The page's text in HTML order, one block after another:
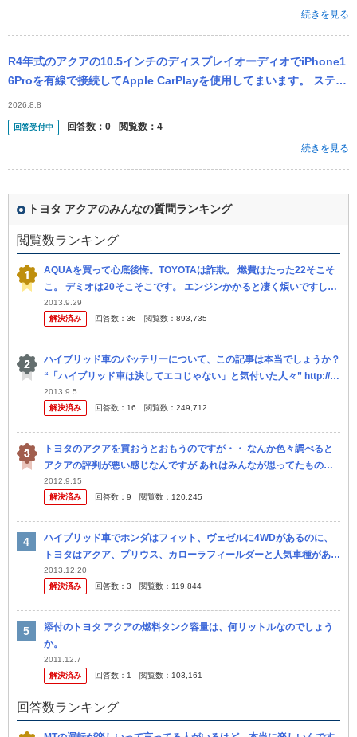
続きを見る
R4年式のアクアの10.5インチのディスプレイオーディオでiPhone1
6Proを有線で接続してApple CarPlayを使用してまいます。 ステア
リングのMODEでAM、FMときてCarPl...
2026.8.8
回答受付中 回答数： 0 閲覧数： 4
続きを見る
トヨタ アクアのみんなの質問ランキング
閲覧数ランキング
AQUAを買って心底後悔。TOYOTAは詐欺。 燃費はたった22そこそ
こ。 デミオは20そこそこです。 エンジンかかると凄く煩いですし振
動も酷い。 フィットの方が静かで振動もあまりしません。 狭...
2013.9.29
解決済み
回答数： 36 閲覧数： 893,735
ハイブリッド車のバッテリーについて、この記事は本当でしょうか？
“「ハイブリッド車は決してエコじゃない」と気付いた人々” http://h
eadlines.yahoo.co.jp/hl?a=2...
2013.9.5
解決済み
回答数： 16 閲覧数： 249,712
トヨタのアクアを買おうとおもうのですが・・ なんか色々調べると
アクアの評判が悪い感じなんですが あれはみんなが思ってたものよ
りだめで期待外れだから評価が低いのでしょうか？ パソコンで調べ
る...
2012.9.15
解決済み
回答数： 9 閲覧数： 120,245
ハイブリッド車でホンダはフィット、ヴェゼルに4WDがあるのに、
トヨタはアクア、プリウス、カローラフィールダーと人気車種がある
のに4WDがないのは何故でしょう？ カローラフィールダーなんて 仕
事で...
2013.12.20
解決済み
回答数： 3 閲覧数： 119,844
添付のトヨタ アクアの燃料タンク容量は、何リットルなのでしょう
か。
2011.12.7
解決済み
回答数： 1 閲覧数： 103,161
回答数ランキング